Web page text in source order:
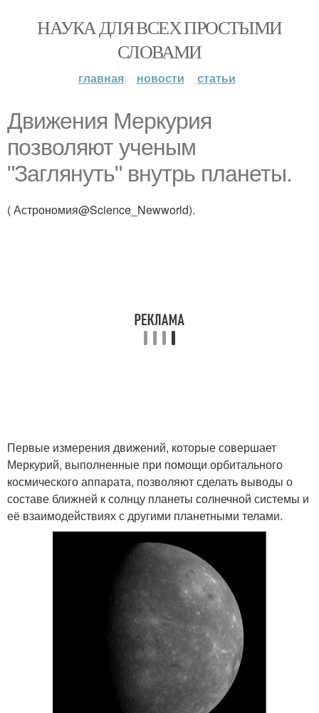
НАУКА ДЛЯ ВСЕХ ПРОСТЫМИ
СЛОВАМИ
главная новости статьи
Движения Меркурия
позволяют ученым
"Заглянуть" внутрь планеты.
( Астрономия@Science_Newworld).
Первые измерения движений, которые совершает
Меркурий, выполненные при помощи орбитального
космического аппарата, позволяют сделать выводы о
составе ближней к солнцу планеты солнечной системы и
её взаимодействиях с другими планетными телами.